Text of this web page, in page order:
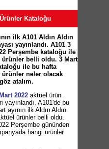
Kataloğu
ilk A101 Aldın Aldın
yayınlandı. A101 3
Perşembe kataloğu ile
ürünler belli oldu. 3 Mart
ile bu hafta
ürünler neler olacak
atalım.
2022 aktüel ürün
yayınlandı. A101'de bu
ayının ilk Aldın Aldın
ürünler belli oldu.
Perşembe gününden
hangi ürünler